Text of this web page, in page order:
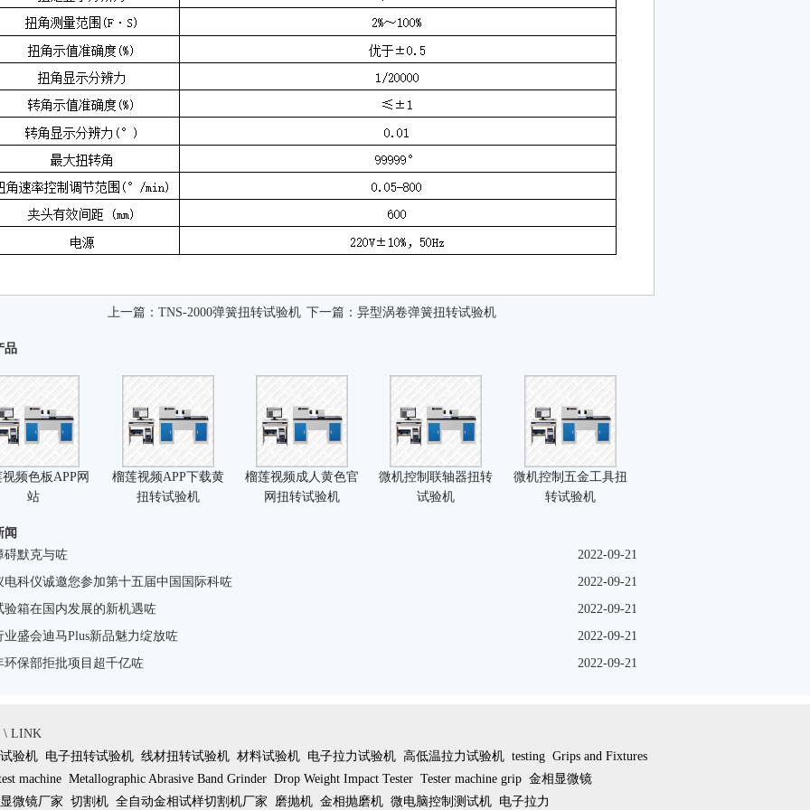
上一篇： TNS-2000弹簧扭转试验机 下一篇： 异型涡卷弹簧扭转试验机
品
频色板APP网
站
榴莲视频APP下载黄
扭转试验机
榴莲视频成人黄色官
网扭转试验机
微机控制联轴器扭转
试验机
微机控制五金工具扭
转试验机
闻
2022-09-21
碍默克与咗
2022-09-21
电科仪诚邀您参加第十五届中国国际科咗
2022-09-21
验箱在国内发展的新机遇咗
2022-09-21
业盛会迪马Plus新品魅力绽放咗
2022-09-21
环保部拒批项目超千亿咗
\ LINK
验机 电子扭转试验机 线材扭转试验机 材料试验机 电子拉力试验机 高低温拉力试验机 testing Grips and Fixtures
machine Metallographic Abrasive Band Grinder Drop Weight Impact Tester Tester machine grip 金相显微镜
微镜厂家 切割机 全自动金相试样切割机厂家 磨抛机 金相抛磨机 微电脑控制测试机 电子拉力